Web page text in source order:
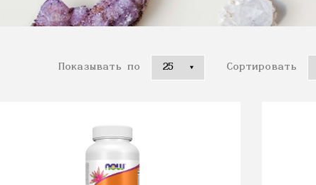
Показывать по Сортировать